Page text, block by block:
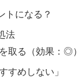
トになる？
法
取る（効果：◎）
すめしない」